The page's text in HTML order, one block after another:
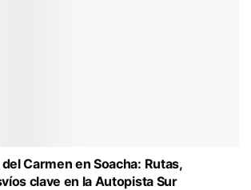
Carmen en Soacha: Rutas,
clave en la Autopista Sur